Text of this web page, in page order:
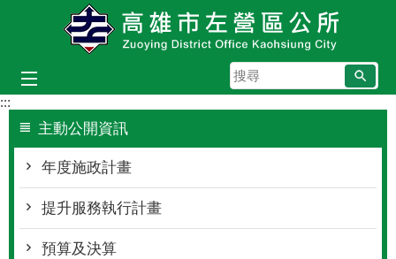
跳到主要內容區塊
搜
尋
:::
主動公開資訊
年度施政計畫
提升服務執行計畫
預算及決算